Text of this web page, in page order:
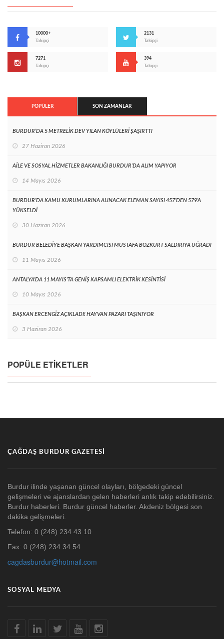
10000+
Takipçi
2131
Takipçi
7271
Takipçi
394
Takipçi
POPÜLER SON ZAMANLAR
BURDUR’DA 5 METRELİK DEV YILAN KÖYLÜLERİ ŞAŞIRTTI
27 Haziran 2026
AİLE VE SOSYAL HİZMETLER BAKANLIĞI BURDUR’DA ALIM YAPIYOR
14 Mayıs 2026
BURDUR’DA KAMU KURUMLARINA ALINACAK ELEMAN SAYISI 457’DEN 579’A
YÜKSELDİ
30 Haziran 2026
BURDUR BELEDİYE BAŞKAN YARDIMCISI MUSTAFA BOZKURT SALDIRIYA UĞRADI
11 Mayıs 2026
ANTALYA’DA 11 MAYIS’TA GENİŞ KAPSAMLI ELEKTRİK KESİNTİSİ
10 Mayıs 2026
BAŞKAN ERCENGİZ AÇIKLADI! HAYVAN PAZARI TAŞINIYOR
3 Haziran 2026
POPÜLE ETIKETLER
ÇAĞDAŞ BURDUR GAZETESI
Burdur ilinde yaşanan güncel olayları, bölgedeki güncel
gelişmeleri ve ajanslardan gelen haberleri anlık takip edebilirsiniz.
Burdur haberleri. Burdur güncel haberler. Akdeniz bölgesi son
dakika gelişmeleri.
Telefon: 0 (248) 234 43 10
Fax: 0 (248) 234 34 54
cagdasburdur@hotmail.com
SOSYAL MEDYA